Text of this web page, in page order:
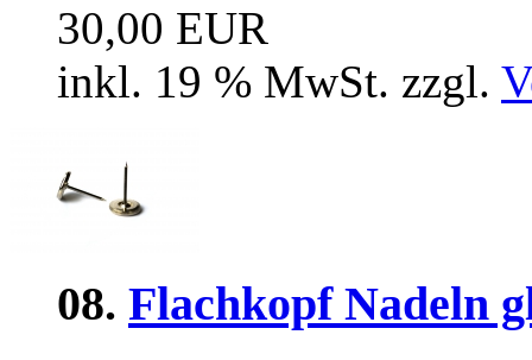
30,00 EUR
inkl. 19 % MwSt. zzgl.
08. Flachkopf Nadeln